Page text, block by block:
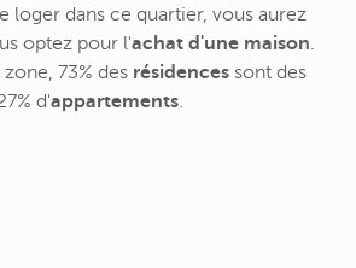
loger dans ce quartier, vous aurez
optez pour l'achat d'une maison.
73% des résidences sont des
d'appartements.